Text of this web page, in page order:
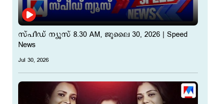
സ്പീഡ് ന്യൂസ് 8.30 AM, ജൂലൈ 30, 2026 ​| Speed
News
Jul 30, 2026